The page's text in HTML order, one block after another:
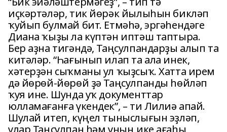
иҫкәртәләр, тик йөрәк йылыһын бикләп
ҡуйып булмай бит. Етмәһә, эргәһендәге
Диана ҡыҙы ла күптән иптәш таптыра.
Бер аҙна тигәндә, Таңсулпандарҙы алып та
китәләр. “Һағынып илап та ала инек,
хәтерҙән сыҡманы ул ҡыҙсыҡ. Хатта ирем
дә йөрөй-йөрөй ҙә Таңсулпанды һөйләп
ҡуя ине. Шунда уҡ документтар
юлламағанға үкендек”, – ти Лилиә апай.
Шулай итеп, күңел тыныслығын эҙләп,
улар Таңсулпан һәм уның ике ағаһы